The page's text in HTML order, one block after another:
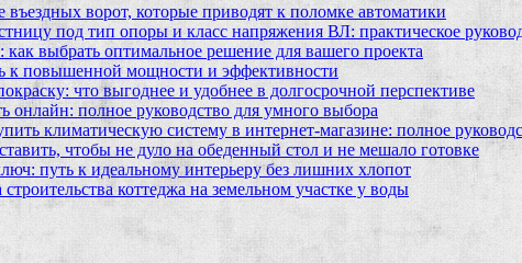
ворот, которые приводят к поломке автоматики
под тип опоры и класс напряжения ВЛ: практическое
выбрать оптимальное решение для вашего проекта
к повышенной мощности и эффективности
что выгоднее и удобнее в долгосрочной перспективе
онлайн: полное руководство для умного выбора
климатическую систему в интернет‑магазине: полное
чтобы не дуло на обеденный стол и не мешало готовке
путь к идеальному интерьеру без лишних хлопот
коттеджа на земельном участке у воды